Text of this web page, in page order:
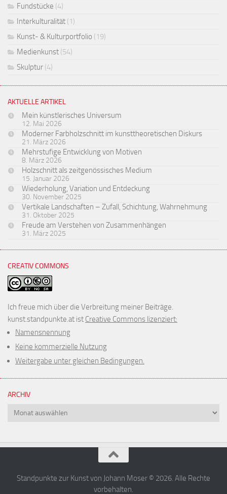
Fundstücke (4)
Interkulturalität (1)
Kunst- & Kulturportfolio (19)
Medienkunst (54)
Skulptur (4)
AKTUELLE ARTIKEL
Mein künstlerisches Universum
12. Mai 2026
Moderner Farbholzschnitt im kunsttheoretischen Diskurs
21. März 2026
Mehrstufige Entwicklung von Motiven
8. März 2026
Holzschnitt als zeitgenössisches Medium
15. Januar 2026
Wiederholung, Variation und Entdeckung
30. November 2025
Vertikale Landschaften – Zufall, Schichtung, Wahrnehmung
31. Oktober 2025
Freude am Verstehen von Zusammenhängen
31. März 2025
CREATIV COMMONS
Ich freue mich über die Verbreitung meiner Beiträge.
kunst.standpunkte.at ist Creative Commons lizenziert:
Namensnennung
Keine kommerzielle Nutzung
Weitergabe unter gleichen Bedingungen.
ARCHIV
Archiv
Standpunkte zur Kunst von Johann Moser © 2026. Alle Rechte
vorbehalten.